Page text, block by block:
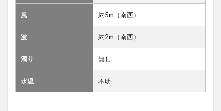
風 約5m（南西）
波 約2m（南西）
濁り 無し
水温 不明